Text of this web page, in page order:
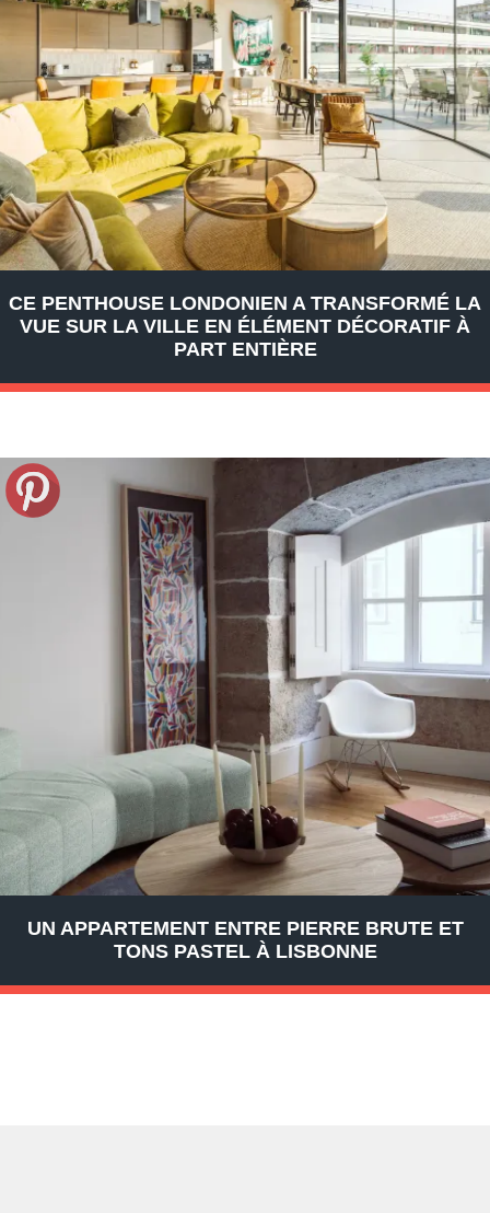
CE PENTHOUSE LONDONIEN A TRANSFORMÉ LA
VUE SUR LA VILLE EN ÉLÉMENT DÉCORATIF À
PART ENTIÈRE
UN APPARTEMENT ENTRE PIERRE BRUTE ET
TONS PASTEL À LISBONNE